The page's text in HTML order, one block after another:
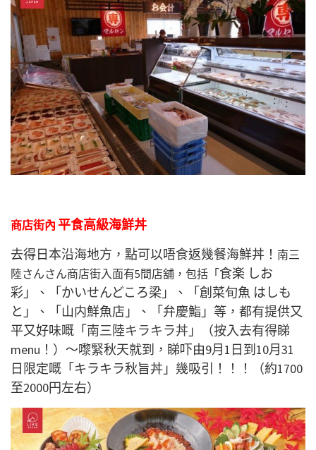
商店街內 平食高級海鮮丼
去得日本沿海地方，點可以唔食返幾餐海鮮丼！ 南三
陸さんさん商店街入面有5間店舖，包括「食楽 しお
彩」、「かいせんどころ梁」、「創菜旬魚 はしも
と」、「山内鮮魚店」、「弁慶鮨」等，都有提供又
平又好味嘅「南三陸キラキラ丼 」（按入去有得睇
menu！）～嚟緊秋天就到，睇吓由9月1日到10月31
日限定嘅「キラキラ秋旨丼」幾吸引！！！（約1700
至2000円左右）